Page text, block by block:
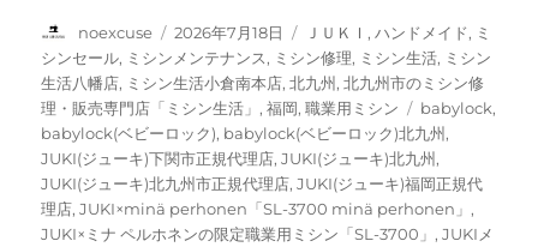
投
稿
者
noexcuse
投
稿
日:
2026年7月18日
カ
テ
ゴ
リ
ー
ＪＵＫＩ ,ハンドメイド, ミ
シンセール, ミシンメンテナンス, ミシン修理, ミシン生活, ミシン
生活八幡店, ミシン生活小倉南本店,北九州 ,北九州市のミシン修
理・販売専門店「ミシン生活」 ,福岡,職業用ミシン
タ
グ
babylock,
babylock(ベビーロック), babylock(ベビーロック)北九州 ,
JUKI(ジューキ)下関市正規代理店,JUKI(ジューキ)北九州 ,
JUKI(ジューキ)北九州市正規代理店,JUKI(ジューキ)福岡正規代
理店,JUKI×minä perhonen「SL-3700 minä perhonen」 ,
JUKI×ミナ ペルホネンの限定職業用ミシン「SL-3700」 ,JUKIメ